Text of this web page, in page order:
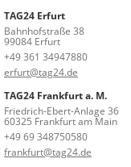
TAG24 Erfurt
Bahnhofstraße 38
99084 Erfurt
+49 361 34947880
erfurt@tag24.de
TAG24 Frankfurt a. M.
Friedrich-Ebert-Anlage 36
60325 Frankfurt am Main
+49 69 348750580
frankfurt@tag24.de